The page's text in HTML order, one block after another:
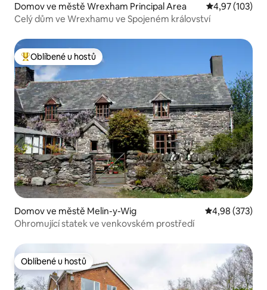
Domov ve městě Wrexham Principal Area Průměrné
4,97 (103)
Celý dům ve Wrexhamu ve Spojeném království
Nejlepší v kategorii Oblíbené u hostů
Oblíbené u hostů
Domov ve městě Melin-y-Wig Průměrné
4,98 (373)
Ohromující statek ve venkovském prostředí
Oblíbené u hostů
Oblíbené u hostů